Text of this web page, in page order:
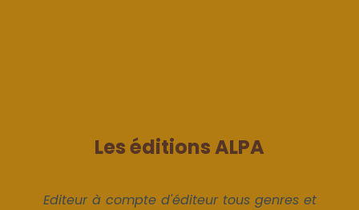
Les éditions ALPA
Editeur à compte d'éditeur tous genres et